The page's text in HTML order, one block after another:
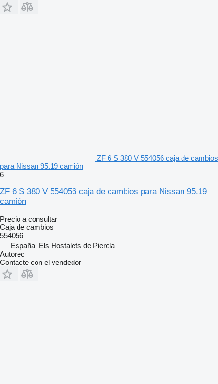
ZF 6 S 380 V 554056 caja de cambios
para Nissan 95.19 camión
6
ZF 6 S 380 V 554056 caja de cambios para Nissan 95.19
camión
Precio a consultar
Caja de cambios
554056
España, Els Hostalets de Pierola
Autorec
Contacte con el vendedor